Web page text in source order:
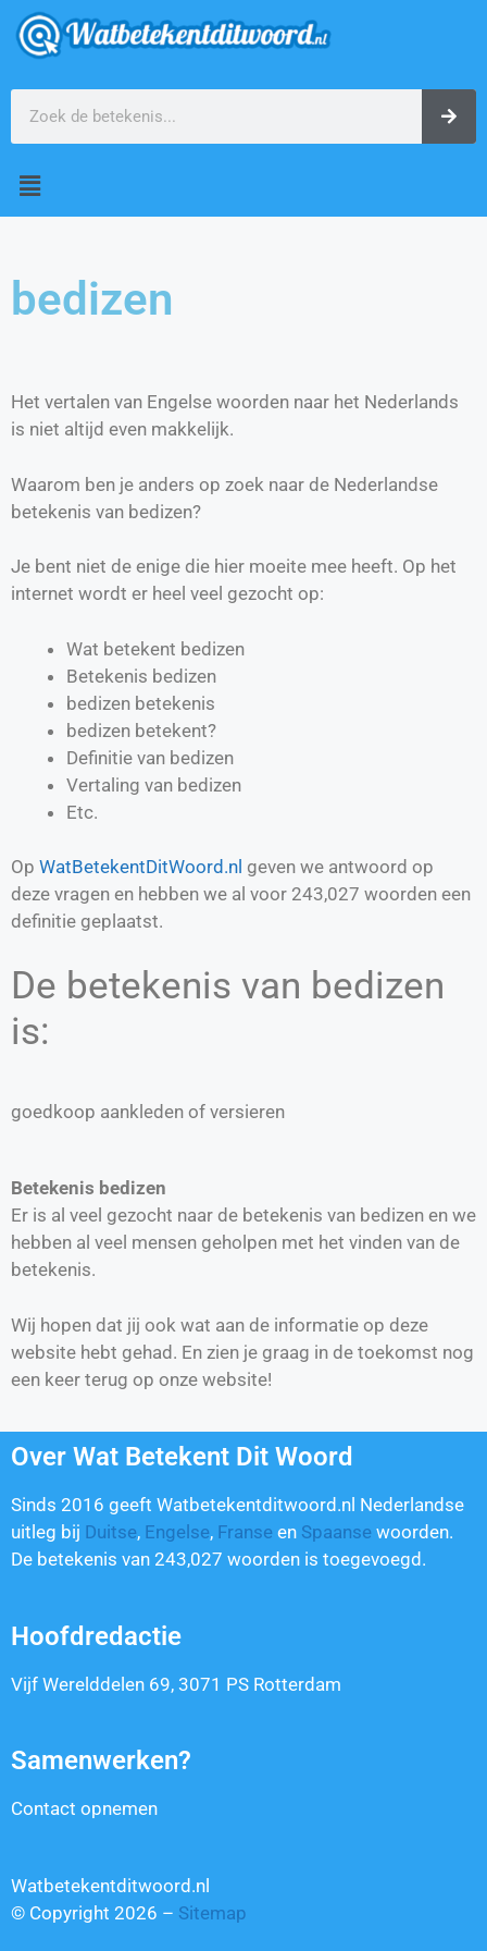
bedizen
Het vertalen van Engelse woorden naar het Nederlands
is niet altijd even makkelijk.
Waarom ben je anders op zoek naar de Nederlandse
betekenis van bedizen?
Je bent niet de enige die hier moeite mee heeft. Op het
internet wordt er heel veel gezocht op:
Wat betekent bedizen
Betekenis bedizen
bedizen betekenis
bedizen betekent?
Definitie van bedizen
Vertaling van bedizen
Etc.
Op WatBetekentDitWoord.nl geven we antwoord op
deze vragen en hebben we al voor 243,027 woorden een
definitie geplaatst.
De betekenis van bedizen
is:
goedkoop aankleden of versieren
Betekenis bedizen
Er is al veel gezocht naar de betekenis van bedizen en we
hebben al veel mensen geholpen met het vinden van de
betekenis.
Wij hopen dat jij ook wat aan de informatie op deze
website hebt gehad. En zien je graag in de toekomst nog
een keer terug op onze website!
Over Wat Betekent Dit Woord
Sinds 2016 geeft Watbetekentditwoord.nl Nederlandse
uitleg bij Duitse, Engelse, Franse en Spaanse woorden.
De betekenis van 243,027 woorden is toegevoegd.
Hoofdredactie
Vijf Werelddelen 69, 3071 PS Rotterdam
Samenwerken?
Contact opnemen
Watbetekentditwoord.nl
© Copyright 2026 – Sitemap